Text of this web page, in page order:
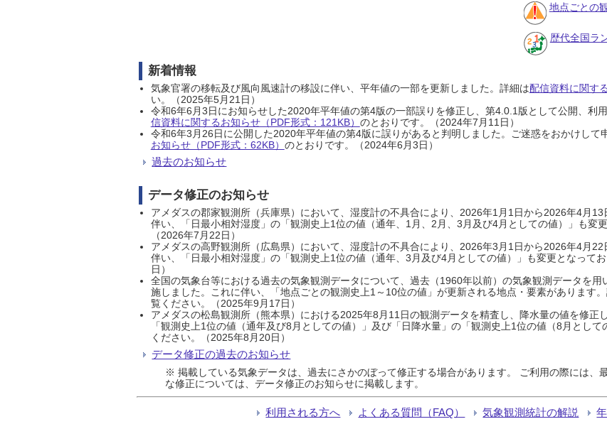
地点ごとの
歴代全国ラ
新着情報
気象官署の移転及び風向風速計の移設に伴い、平年値の一部を更新しました。詳細は配信資料に関す
い。（2025年5月21日）
令和6年6月3日にお知らせした2020年平年値の第4版の一部誤りを修正し、第4.0.1版として公開、利
信資料に関するお知らせ（PDF形式：121KB） のとおりです。（2024年7月11日）
令和6年3月26日に公開した2020年平年値の第4版に誤りがあると判明しました。ご迷惑をおかけして
お知らせ（PDF形式：62KB） のとおりです。（2024年6月3日）
過去のお知らせ
データ修正のお知らせ
アメダスの郡家観測所（兵庫県）において、湿度計の不具合により、2026年1月1日から2026年4月
伴い、「日最小相対湿度」の「観測史上1位の値（通年、1月、2月、3月及び4月としての値）」も変
（2026年7月22日）
アメダスの高野観測所（広島県）において、湿度計の不具合により、2026年3月1日から2026年4月
伴い、「日最小相対湿度」の「観測史上1位の値（通年、3月及び4月としての値）」も変更となって
日）
全国の気象台等における過去の気象観測データについて、過去（1960年以前）の気象観測データを
施しました。これに伴い、「地点ごとの観測史上1～10位の値」が更新される地点・要素があります
覧ください。（2025年9月17日）
アメダスの松島観測所（熊本県）における2025年8月11日の観測データを精査し、降水量の値を修正
「観測史上1位の値（通年及び8月としての値）」及び「日降水量」の「観測史上1位の値（8月とし
ください。（2025年8月20日）
データ修正の過去のお知らせ
※ 掲載している気象データは、過去にさかのぼって修正する場合があります。 ご利用の際には、
な修正については、データ修正のお知らせに掲載します。
利用される方へ よくある質問（FAQ） 気象観測統計の解説